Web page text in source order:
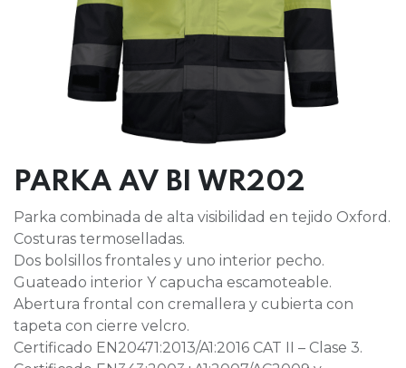
PARKA AV BI WR202
Parka combinada de alta visibilidad en tejido Oxford.
Costuras termoselladas.
Dos bolsillos frontales y uno interior pecho.
Guateado interior Y capucha escamoteable.
Abertura frontal con cremallera y cubierta con
tapeta con cierre velcro.
Certificado EN20471:2013/A1:2016 CAT II – Clase 3.